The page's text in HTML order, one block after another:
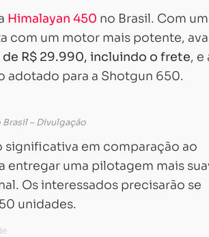
Himalayan 450 no Brasil. Com um
um motor mais potente,
R$ 29.990, incluindo o frete, e
adotado para a Shotgun 650.
– Divulgação
significativa em comparação ao
uma pilotagem mais
Os interessados precisarão se
unidades.